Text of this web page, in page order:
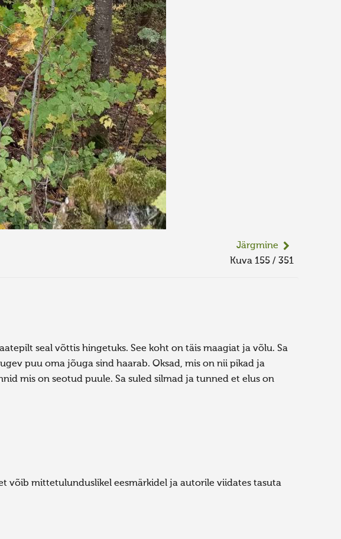
Järgmine
Kuva 155 / 351
seal võttis hingetuks. See koht on täis maagiat ja võlu. Sa
puu oma jõuga sind haarab. Oksad, mis on nii pikad ja
mis on seotud puule. Sa suled silmad ja tunned et elus on
võib mittetulunduslikel eesmärkidel ja autorile viidates tasuta